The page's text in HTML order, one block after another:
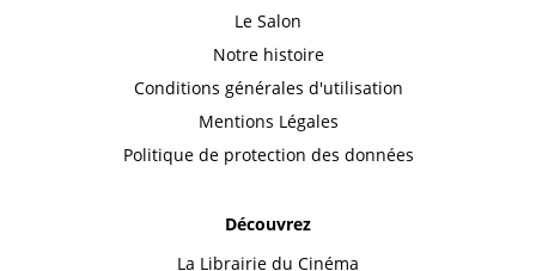
Le Salon
Notre histoire
Conditions générales d'utilisation
Mentions Légales
Politique de protection des données
Découvrez
La Librairie du Cinéma